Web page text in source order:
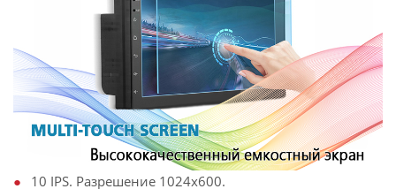
10 IPS. Разрешение 1024х600.